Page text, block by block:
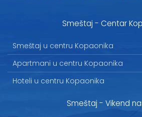
Smeštaj - Centar
Smeštaj u centru Kopaonika
Apartmani u centru Kopaonika
Hoteli u centru Kopaonika
Smeštaj - Vikend